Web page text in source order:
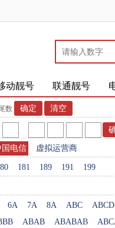
动靓号 联通靓号
数
国电信 虚拟运营商
181 189 191 199
6A 7A 8A ABC ABCD
ABAB ABABAB